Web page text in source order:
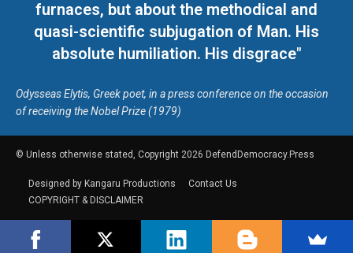
furnaces, but about the methodical and
quasi-scientific subjugation of Man. His
absolute humiliation. His disgrace"
Odysseas Elytis, Greek poet, in a press conference on the occasion
of receiving the Nobel Prize (1979)
© Unless otherwise stated, Copyright 2026 DefendDemocracy.Press
Designed by Kangaru Productions
Contact Us
COPYRIGHT & DISCLAIMER